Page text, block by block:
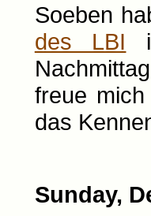
Soeben
des LBI
freue
das
Sunday,